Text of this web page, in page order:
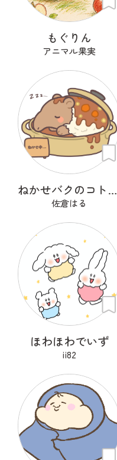
もぐりん
アニマル果実
ねかせバクのコトコト
佐倉はる
ほわほわでいず
ii82